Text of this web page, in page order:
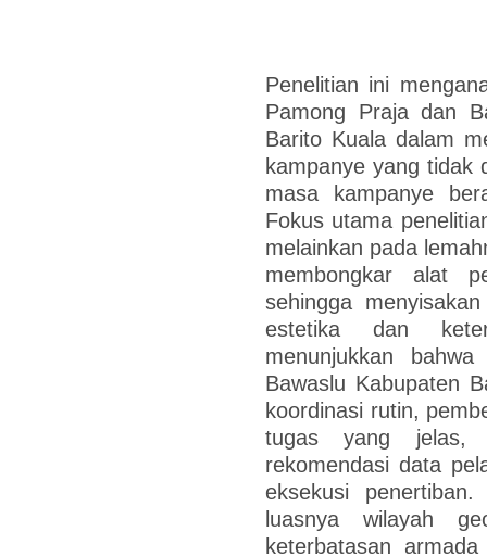
Penelitian ini
Pamong Praja dan
Barito Kuala dalam
kampanye yang tidak
masa kampanye
Fokus utama
melainkan pada
membongkar alat
sehingga
estetika dan
menunjukkan
Bawaslu Kabupaten
koordinasi rutin,
tugas yang jelas,
rekomendasi data
eksekusi
luasnya wilayah
keterbatasan